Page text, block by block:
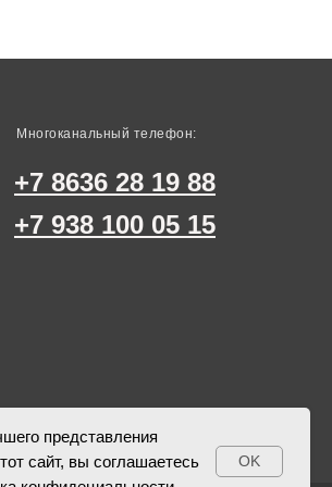
Многоканальный телефон:
+7 8636 28 19 88
+7 938 100 05 15
представления
сайт, вы соглашаетесь
OK